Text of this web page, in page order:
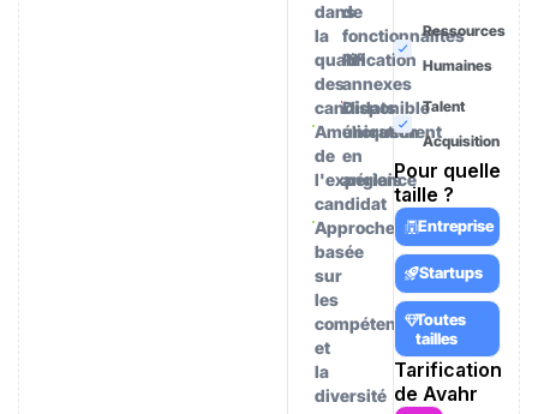
dans
la
qualification
des
candidats
Amélioration
de
l'expérience
candidat
Approche
basée
sur
les
compétences
et
la
diversité
de
fonctionnalités
RH
annexes
Disponible
uniquement
en
anglais
Ressources
Humaines
Talent
Acquisition
Pour quelle
taille ?
Entreprise
Startups
Toutes
tailles
Tarification
de Avahr